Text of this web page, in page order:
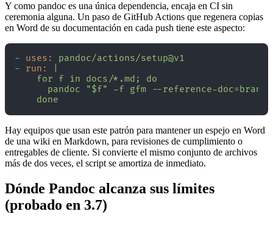
Y como pandoc es una única dependencia, encaja en CI sin
ceremonia alguna. Un paso de GitHub Actions que regenera copias
en Word de su documentación en cada push tiene este aspecto:
- uses:
pandoc/actions/setup@v1
-
run:
    for f in docs/*.md; do
pandoc "$f" -f gfm --reference-
Hay equipos que usan este patrón para mantener un espejo en Word
de una wiki en Markdown, para revisiones de cumplimiento o
entregables de cliente. Si convierte el mismo conjunto de archivos
más de dos veces, el script se amortiza de inmediato.
Dónde Pandoc alcanza sus límites
(probado en 3.7)